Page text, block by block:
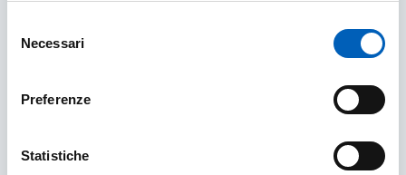
delNecessari
Preferenze
Statistiche
SCOPRI DI PIÙ PUBLIC ENGAGEMENT - SITO WEB DI ATENEO